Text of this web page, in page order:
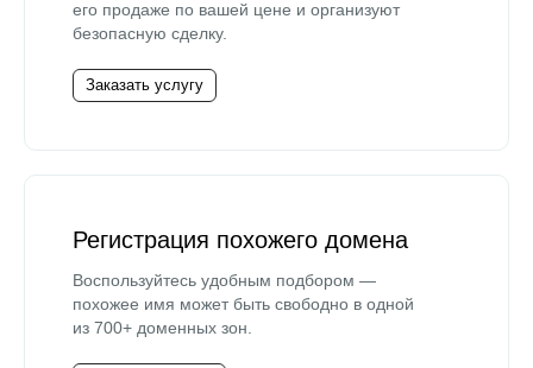
его продаже по вашей цене и организуют
безопасную сделку.
Заказать услугу
Регистрация похожего домена
Воспользуйтесь удобным подбором —
похожее имя может быть свободно в одной
из 700+ доменных зон.